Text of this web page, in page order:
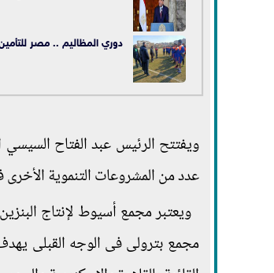
دوري المظاليم .. مصر
ويفتتح الرئيس عبد الفتاح السيسي
عدد من المشروعات التنموية
ويعتبر مجمع أسيوط لإنتاج
مجمع بترولى فى الوجه القبلى